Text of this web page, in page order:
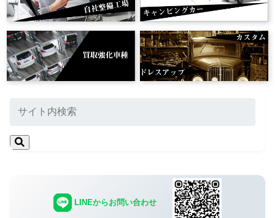
LINEからお問い合わせ